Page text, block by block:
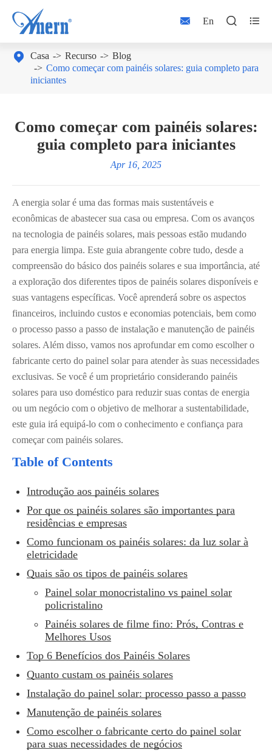
 En  
 Casa Recurso
Blog
Como começar com painéis solares: guia completo para
iniciantes
Como começar com painéis solares:
guia completo para iniciantes
Apr 16, 2025
A energia solar é uma das formas mais sustentáveis e
econômicas de abastecer sua casa ou empresa. Com os avanços
na tecnologia de painéis solares, mais pessoas estão mudando
para energia limpa. Este guia abrangente cobre tudo, desde a
compreensão do básico dos painéis solares e sua importância, até
a exploração dos diferentes tipos de painéis solares disponíveis e
suas vantagens específicas. Você aprenderá sobre os aspectos
financeiros, incluindo custos e economias potenciais, bem como
o processo passo a passo de instalação e manutenção de painéis
solares. Além disso, vamos nos aprofundar em como escolher o
fabricante certo do painel solar para atender às suas necessidades
exclusivas. Se você é um proprietário considerando painéis
solares para uso doméstico para reduzir suas contas de energia
ou um negócio com o objetivo de melhorar a sustentabilidade,
este guia irá equipá-lo com o conhecimento e confiança para
começar com painéis solares.
Table of Contents
Introdução aos painéis solares
Por que os painéis solares são importantes para
residências e empresas
Como funcionam os painéis solares: da luz solar à
eletricidade
Quais são os tipos de painéis solares
Painel solar monocristalino vs painel solar
policristalino
Painéis solares de filme fino: Prós, Contras e
Melhores Usos
Top 6 Benefícios dos Painéis Solares
Quanto custam os painéis solares
Instalação do painel solar: processo passo a passo
Manutenção de painéis solares
Como escolher o fabricante certo do painel solar
para suas necessidades de negócios